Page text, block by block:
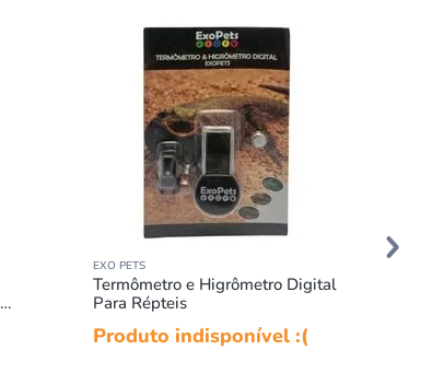
EXO PETS
Termômetro e Higrômetro Digital
Para Répteis
Produto indisponível :(